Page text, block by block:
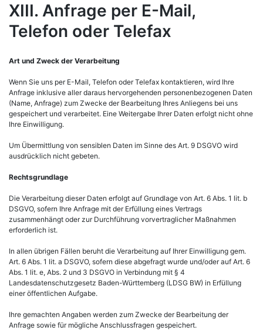
XIII. Anfrage per E-Mail,
Telefon oder Telefax
Art und Zweck der Verarbeitung
Wenn Sie uns per E-Mail, Telefon oder Telefax kontaktieren, wird Ihre
Anfrage inklusive aller daraus hervorgehenden personenbezogenen Daten
(Name, Anfrage) zum Zwecke der Bearbeitung Ihres Anliegens bei uns
gespeichert und verarbeitet. Eine Weitergabe Ihrer Daten erfolgt nicht ohne
Ihre Einwilligung.
Um Übermittlung von sensiblen Daten im Sinne des Art. 9 DSGVO wird
ausdrücklich nicht gebeten.
Rechtsgrundlage
Die Verarbeitung dieser Daten erfolgt auf Grundlage von Art. 6 Abs. 1 lit. b
DSGVO, sofern Ihre Anfrage mit der Erfüllung eines Vertrags
zusammenhängt oder zur Durchführung vorvertraglicher Maßnahmen
erforderlich ist.
In allen übrigen Fällen beruht die Verarbeitung auf Ihrer Einwilligung gem.
Art. 6 Abs. 1 lit. a DSGVO, sofern diese abgefragt wurde und/oder auf Art. 6
Abs. 1 lit. e, Abs. 2 und 3 DSGVO in Verbindung mit § 4
Landesdatenschutzgesetz Baden-Württemberg (LDSG BW) in Erfüllung
einer öffentlichen Aufgabe.
Ihre gemachten Angaben werden zum Zwecke der Bearbeitung der
Anfrage sowie für mögliche Anschlussfragen gespeichert.